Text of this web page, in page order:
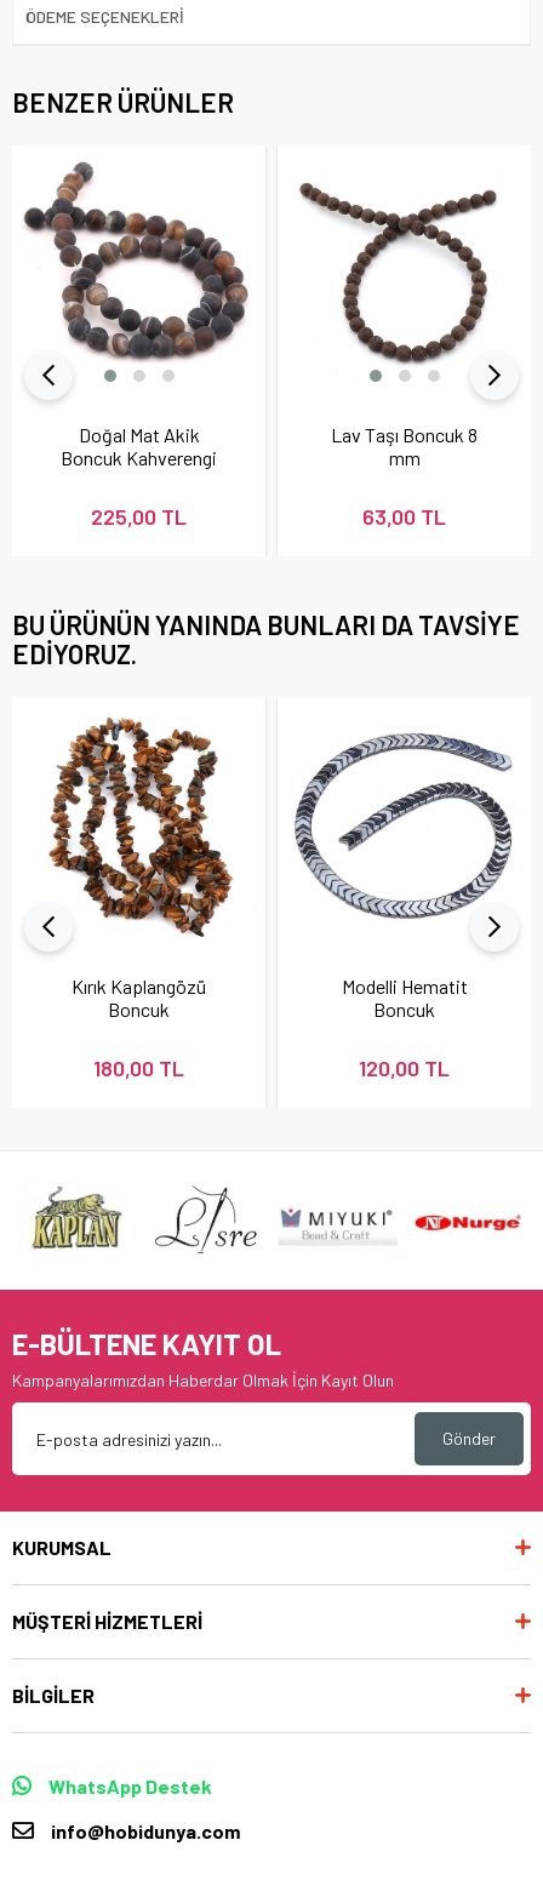
ÖDEME SEÇENEKLERI
BENZER ÜRÜNLER
Doğal Mat Akik
Boncuk Kahverengi
225,00 TL
Lav Taşı Boncuk 8
mm
63,00 TL
BU ÜRÜNÜN YANINDA BUNLARI DA TAVSIYE
EDIYORUZ.
Kırık Kaplangözü
Boncuk
180,00 TL
Modelli Hematit
Boncuk
120,00 TL
E-BÜLTENE KAYIT OL
Kampanyalarımızdan Haberdar Olmak İçin Kayıt Olun
Gönder
KURUMSAL
MÜŞTERİ HİZMETLERİ
BİLGİLER
WhatsApp Destek
info@hobidunya.com